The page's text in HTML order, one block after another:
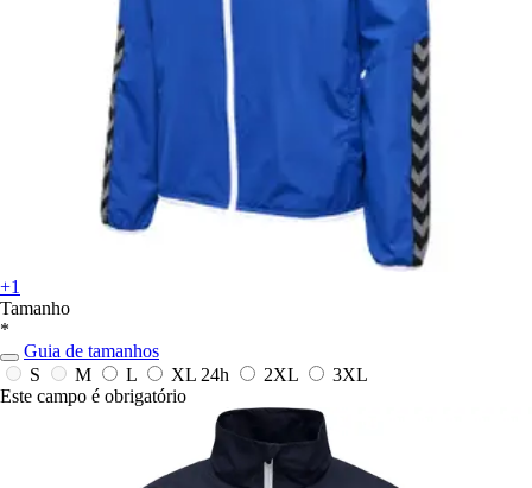
+1
Tamanho
*
Guia de tamanhos
S
M L XL 24h 2XL
3XL
Este campo é obrigatório